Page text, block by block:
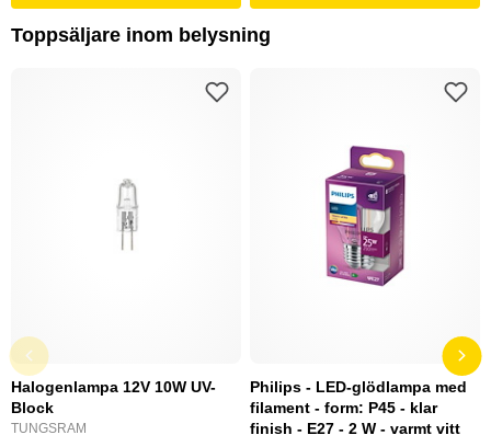
Toppsäljare inom belysning
Halogenlampa 12V 10W UV-
Block
TUNGSRAM
Philips - LED-glödlampa med
filament - form: P45 - klar
finish - E27 - 2 W - varmt vitt